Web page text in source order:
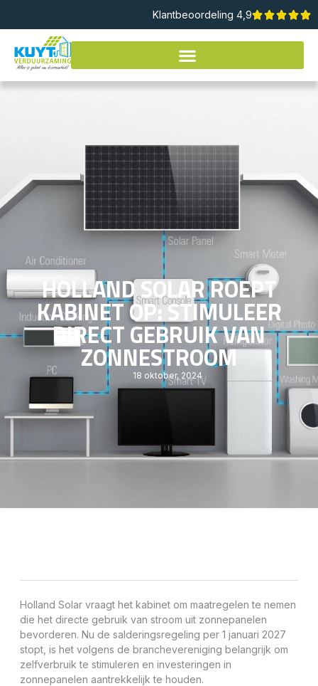
Klantbeoordeling 4,9
HOLLAND SOLAR ROEPT
KABINET OP: STIMULEER
DIRECT GEBRUIK VAN
ZONNESTROOM
18 oktober, 2024
Holland Solar vraagt het kabinet om maatregelen te nemen
die het directe gebruik van stroom uit zonnepanelen
bevorderen. Nu de salderingsregeling per 1 januari 2027
stopt, is het volgens de branchevereniging belangrijk om
zelfverbruik te stimuleren en investeringen in
zonnepanelen aantrekkelijk te houden.